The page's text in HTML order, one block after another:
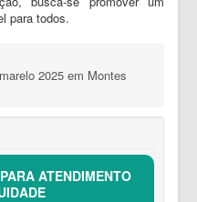
para todos.
2025 em Montes
ATENDIMENTO